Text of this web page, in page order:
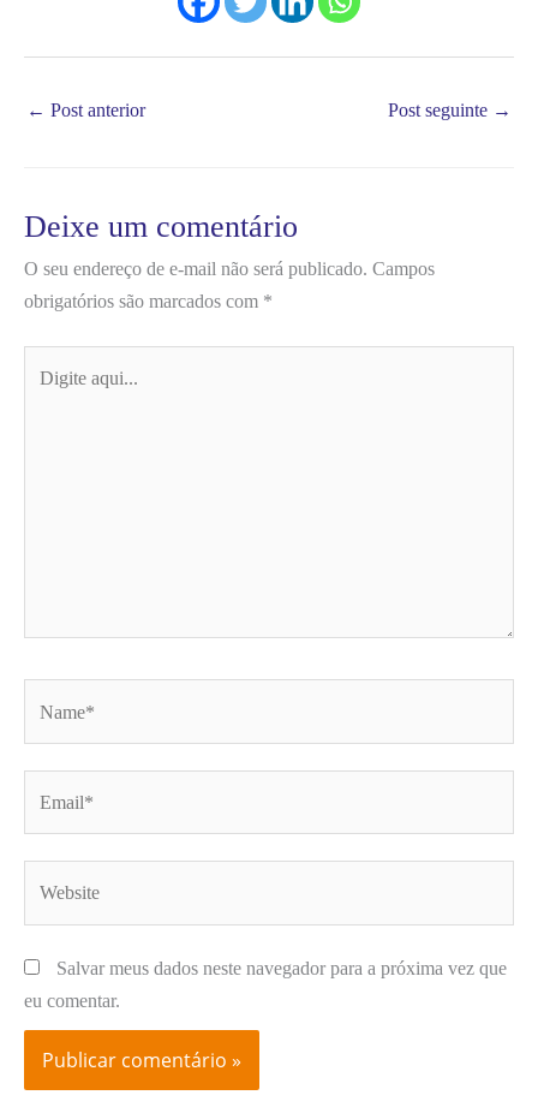
← Post anterior Post seguinte →
Deixe um comentário
O seu endereço de e-mail não será publicado. Campos
obrigatórios são marcados com *
aqui...
Salvar meus dados neste navegador para a próxima vez que
eu comentar.